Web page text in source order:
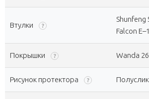
Втулки ?
Shunfeng
Falcon
Покрышки ? Wanda 26
Рисунок протектора ?